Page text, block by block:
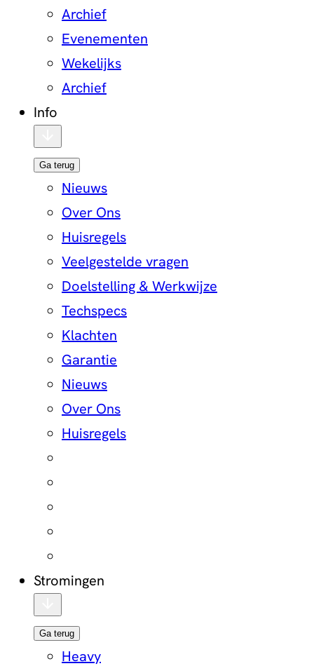
Archief
Evenementen
Wekelijks
Archief
Info
Ga terug
Nieuws
Over Ons
Huisregels
Veelgestelde vragen
Doelstelling & Werkwijze
Techspecs
Klachten
Garantie
Nieuws
Over Ons
Huisregels
Stromingen
Ga terug
Heavy